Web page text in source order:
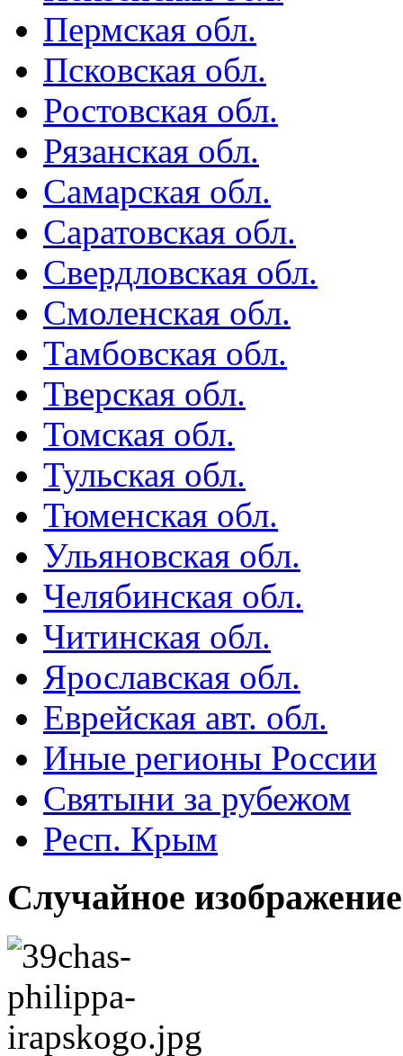
Пермская обл.
Псковская обл.
Ростовская обл.
Рязанская обл.
Самарская обл.
Саратовская обл.
Свердловская обл.
Смоленская обл.
Тамбовская обл.
Тверская обл.
Томская обл.
Тульская обл.
Тюменская обл.
Ульяновская обл.
Челябинская обл.
Читинская обл.
Ярославская обл.
Еврейская авт. обл.
Иные регионы России
Святыни за рубежом
Респ. Крым
Случайное изображение